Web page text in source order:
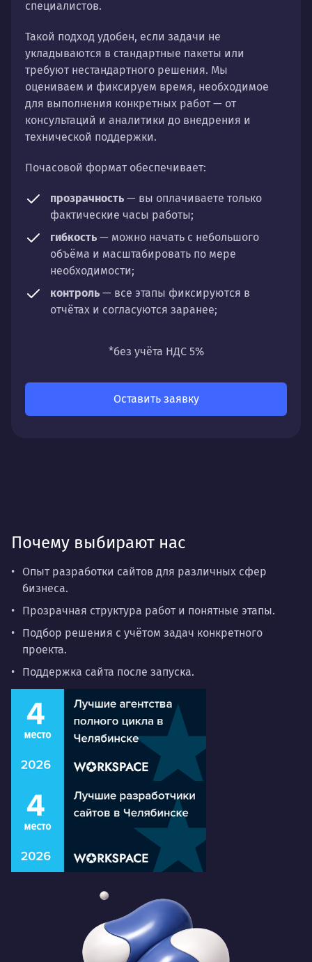
специалистов.
Такой подход удобен, если задачи не
укладываются в стандартные пакеты или
требуют нестандартного решения. Мы
оцениваем и фиксируем время, необходимое
для выполнения конкретных работ — от
консультаций и аналитики до внедрения и
технической поддержки.
Почасовой формат обеспечивает:
прозрачность — вы оплачиваете только
фактические часы работы;
гибкость — можно начать с небольшого
объёма и масштабировать по мере
необходимости;
контроль — все этапы фиксируются в
отчётах и согласуются заранее;
направлений: стратегии, настройки,
*без учёта НДС 5%
Оставить заявку
Почему выбирают нас
Опыт разработки сайтов для различных сфер
бизнеса.
Прозрачная структура работ и понятные этапы.
Подбор решения с учётом задач конкретного
проекта.
Поддержка сайта после запуска.